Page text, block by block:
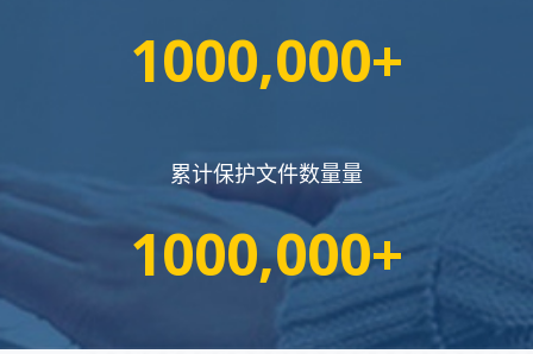
1000,000+
累计保护文件数量量
1000,000+